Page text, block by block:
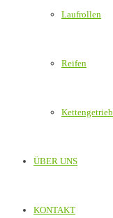
Laufrollen
Reifen
ÜBER UNS
KONTAKT